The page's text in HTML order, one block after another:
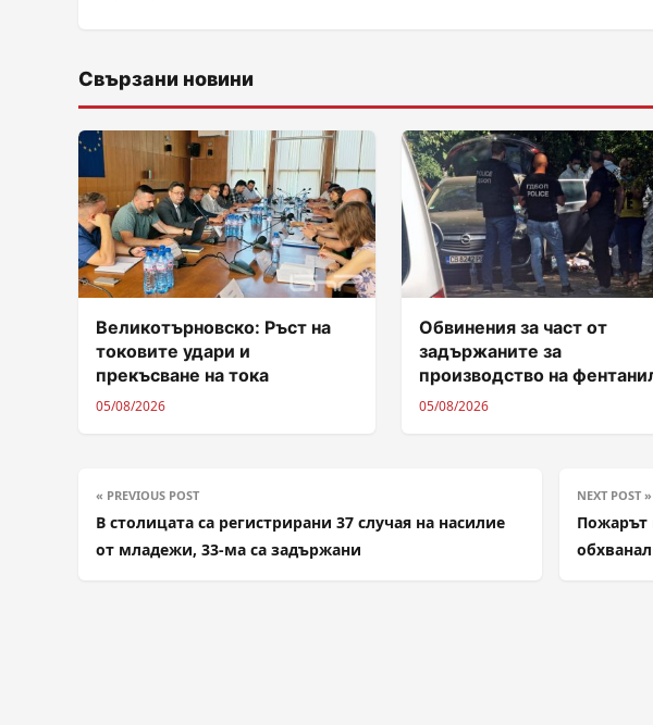
Свързани новини
Великотърновско: Ръст на
токовите удари и
прекъсване на тока
05/08/2026
Обвинения за част от
задържаните за
производство на
05/08/2026
« PREVIOUS POST
В столицата са регистрирани 37 случая на насилие
от младежи, 33-ма са задържани
NEXT POST »
Пожарът